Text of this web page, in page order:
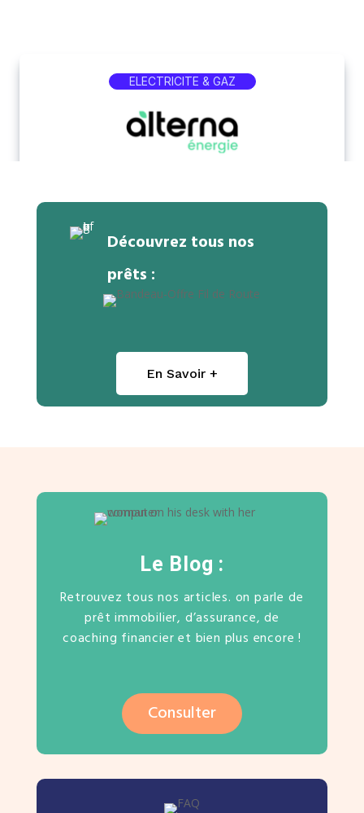
Découvrez tous nos
prêts :
En Savoir +
Le Blog :
Retrouvez tous nos articles. on parle de
prêt immobilier, d’assurance, de
coaching financier et bien plus encore !
Consulter